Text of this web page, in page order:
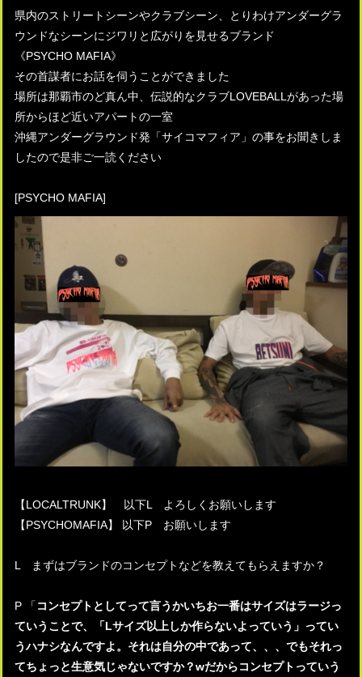
県内のストリートシーンやクラブシーン、とりわけアンダーグラ
ウンドなシーンにジワリと広がりを見せるブランド
《PSYCHO MAFIA》
その首謀者にお話を伺うことができました
場所は那覇市のど真ん中、伝説的なクラブLOVEBALLがあった場
所からほど近いアパートの一室
沖縄アンダーグラウンド発「サイコマフィア」の事をお聞きしま
したので是非ご一読ください
[PSYCHO MAFIA]
【LOCALTRUNK】 以下L よろしくお願いします
【PSYCHOMAFIA】 以下P お願いします
L まずはブランドのコンセプトなどを教えてもらえますか？
P 「 コンセプトとしてって言うかいちお一番はサイズはラージっ
ていうことで、「Lサイズ以上しか作らないよっていう」ってい
うハナシなんですよ。それは自分の中であって、、、でもそれっ
てちょっと生意気じゃないですか？wだからコンセプトっていう